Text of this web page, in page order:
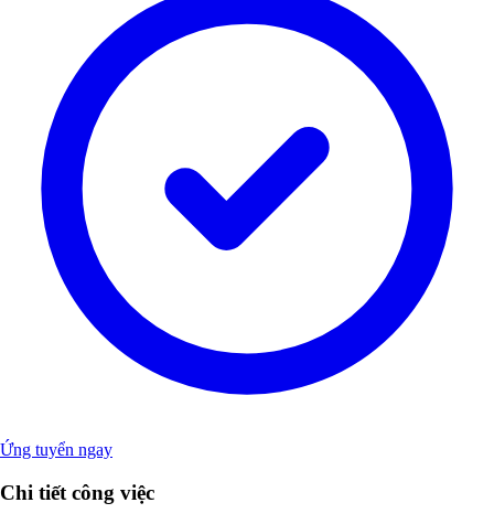
Ứng tuyển ngay
Chi tiết công việc